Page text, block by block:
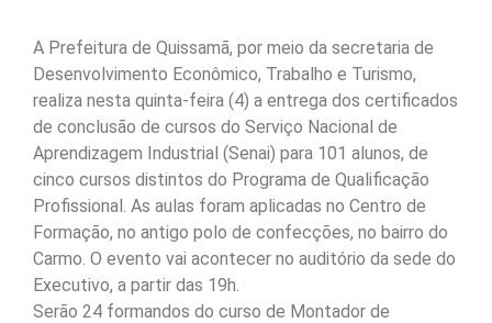
A Prefeitura de Quissamã, por meio da secretaria de
Desenvolvimento Econômico, Trabalho e Turismo,
realiza nesta quinta-feira (4) a entrega dos certificados
de conclusão de cursos do Serviço Nacional de
Aprendizagem Industrial (Senai) para 101 alunos, de
cinco cursos distintos do Programa de Qualificação
Profissional. As aulas foram aplicadas no Centro de
Formação, no antigo polo de confecções, no bairro do
Carmo. O evento vai acontecer no auditório da sede do
Executivo, a partir das 19h.
Serão 24 formandos do curso de Montador de